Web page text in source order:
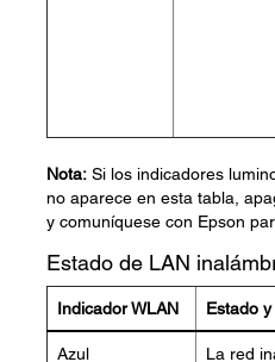
Nota: Si los indicadores
no aparece en esta tabla,
y comuníquese con Epson
Estado de LAN
Indicador WLAN Estado
Azul La red